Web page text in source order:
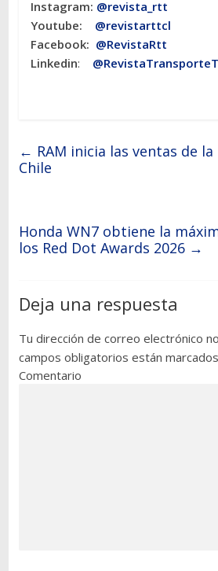
Instagram: @revista_rtt
Youtube: @revistarttcl
Facebook: @RevistaRtt
Linkedin:
← RAM inicia las ventas de
Chile
Honda WN7 obtiene la
los Red Dot Awards 2026 →
Deja una respuesta
Tu dirección de correo electrónico
campos obligatorios están
Comentario